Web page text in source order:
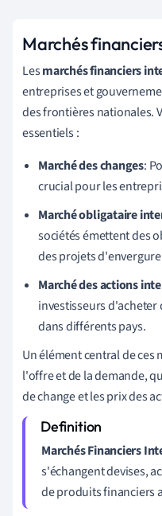
Marchés
Lesmarchés financiers
entreprises et
des frontières nationales.
essentiels :
Marché des changes:
crucial pour les
Marché obligataire
sociétés émettent des
des projets
Marché des actions
investisseurs
dans différents pays.
Un élément central de ces
l'offre et de la demande,
de change et les prix des
Marchés Financiers
s'échangent devises,
de produits financiers